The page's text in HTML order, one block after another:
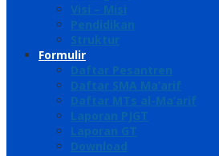
Visi – Misi
Pendidikan
Struktur
Formulir
Daftar Pesantren
Daftar SMA Ma’arif
Daftar MTs al-Ma’arif
Laporan PJGT
Laporan GT
Download